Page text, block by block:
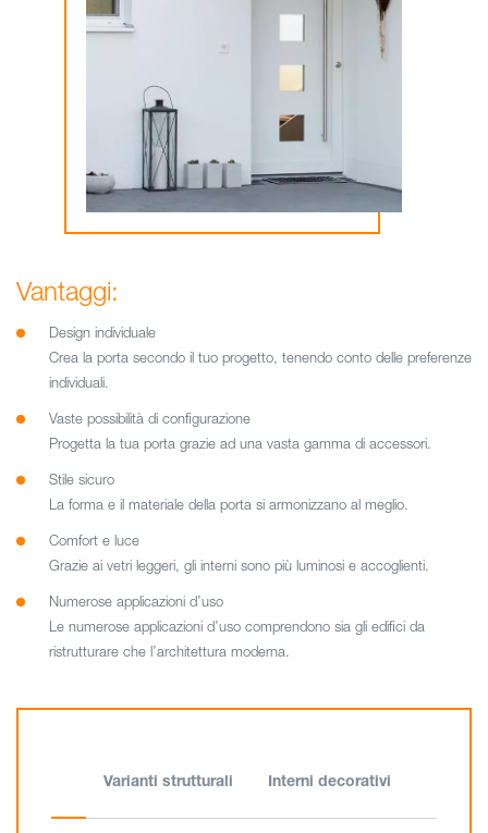
Vantaggi:
Design individuale
Crea la porta secondo il tuo progetto, tenendo conto delle preferenze
individuali.
Vaste possibilità di configurazione
Progetta la tua porta grazie ad una vasta gamma di accessori.
Stile sicuro
La forma e il materiale della porta si armonizzano al meglio.
Comfort e luce
Grazie ai vetri leggeri, gli interni sono più luminosi e accoglienti.
Numerose applicazioni d’uso
Le numerose applicazioni d’uso comprendono sia gli edifici da
ristrutturare che l’architettura moderna.
Varianti strutturali Interni decorativi